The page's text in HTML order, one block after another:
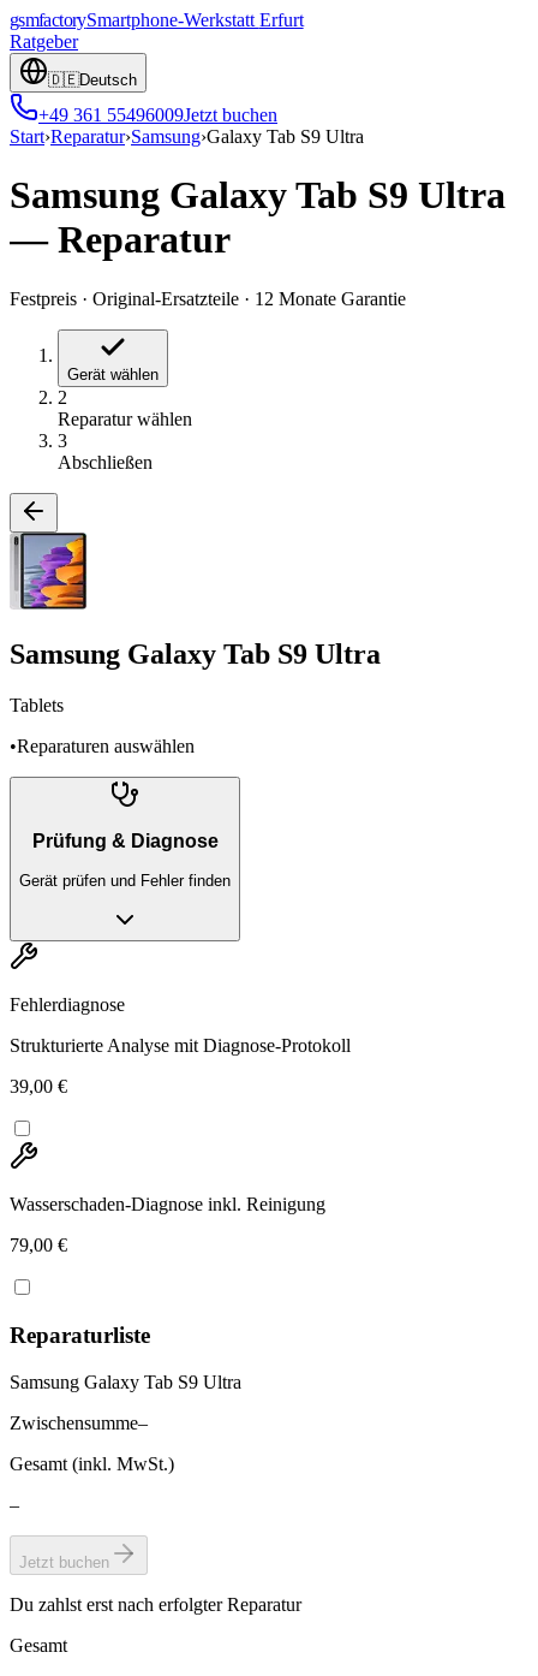
gsmfactorySmartphone-Werkstatt Erfurt
Ratgeber
🇩🇪Deutsch
+49 361 55496009Jetzt buchen
Start›Reparatur›Samsung›Galaxy Tab S9 Ultra
Samsung Galaxy Tab S9 Ultra
—Reparatur
Festpreis · Original-Ersatzteile · 12 Monate Garantie
Gerät wählen
2
Reparatur wählen
3
Abschließen
Samsung Galaxy Tab S9 Ultra
Tablets
•Reparaturen auswählen
Prüfung & Diagnose
Gerät prüfen und Fehler finden
Fehlerdiagnose
Strukturierte Analyse mit Diagnose-Protokoll
39,00 €
Wasserschaden-Diagnose inkl. Reinigung
79,00 €
Reparaturliste
Samsung Galaxy Tab S9 Ultra
Zwischensumme–
Gesamt (inkl. MwSt.)
–
Jetzt buchen
Du zahlst erst nach erfolgter Reparatur
Gesamt